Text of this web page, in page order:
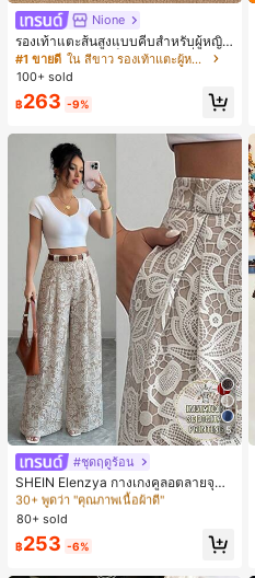
Nione
รองเท้าแตะส้นสูงแบบคีบสำหรับผู้หญิง
สไตล์คลาสสิก สีบล็อก สไตล์แฟรี่ฤดูร้อ
น ส้นเข็ม รองเท้าแตะแบบคีบ รองเท้าแ
ตะชายหาดแฟชั่นสายไขว้ รองเท้าผู้ห
ญิง สำหรับออฟฟิศ บ้าน กลางแจ้ง ดีไซ
น์หัวเหลี่ยม ชิคและหรูหรา สำหรับเดทไ
นท์
#1 ขายดี
ใน สีขาว รองเท้าแตะผู้หญิง
100+ sold
฿263 -9%
5
#ชุดฤดูร้อน
SHEIN Elenzya กางเกงคูลอตลายจุดเ
อวสูงแบบใหม่สำหรับฤดูใบไม้ผลิ/ฤดูร้อ
น, สไตล์หรูหราเหมาะสำหรับใส่ในชีวิต
ประจำวันและทำงาน, ให้ความรู้สึกวินเ
ทจสำหรับฤดูรับปริญญา, เทศกาลดนตร
ี, การแข่งม้าดาร์บี้, วันประกาศอิสรภาพ
#4 ขายดี
ใน หลากสี กางเกงลำลอง
30+ พูดว่า "คุณภาพเนื้อผ้าดี"
#4 ขายดี ใน หลากสี กางเกงลำลอง
30+ พูดว่า "คุณภาพเนื้อผ้าดี"
#4 ขายดี ใน หลากสี กางเกงลำลอง
30+ พูดว่า "คุณภาพเนื้อผ้าดี"
#4 ขายดี
ใน หลากสี กางเกงลำลอง
80+ sold
฿253 -6%